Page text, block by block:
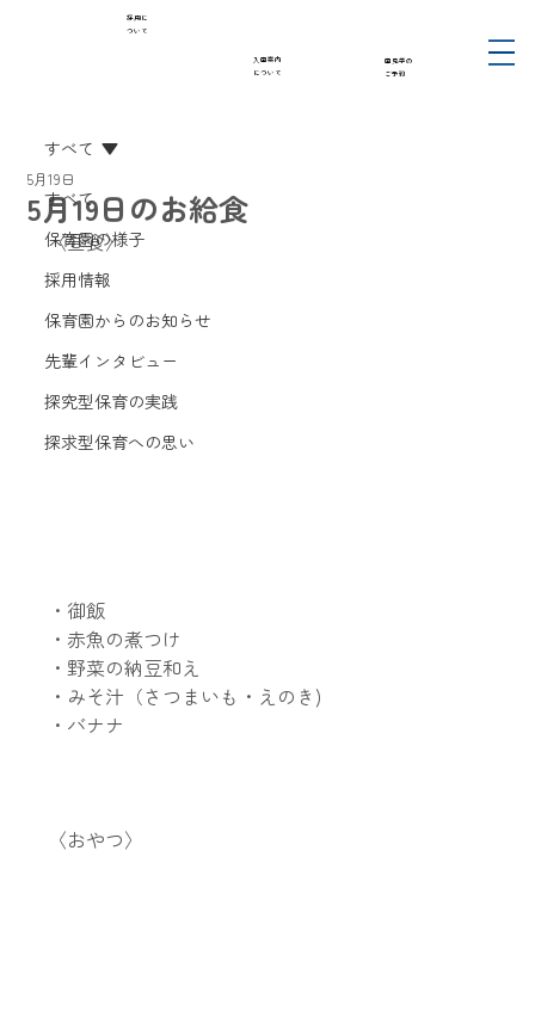
入園案内
について
採用に
ついて
園見学の
ご予約
すべて
保育園の様子
採用情報
保育園からのお知らせ
先輩インタビュー
探究型保育の実践
探求型保育への思い
すべて
5月19日のお給食
5月19日
〈昼食〉
・御飯
・赤魚の煮つけ
・野菜の納豆和え
・みそ汁（さつまいも・えのき)
・バナナ
〈おやつ〉